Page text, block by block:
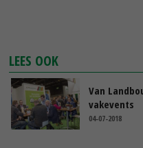
LEES OOK
Van
vakevents
04-07-2018